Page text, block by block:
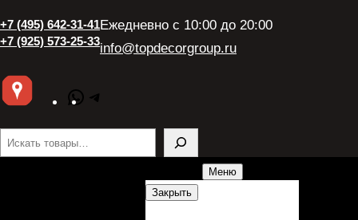
+7 (495) 642-31-41
+7 (925) 573-25-33
Ежедневно с 10:00 до 20:00
info@topdecorgroup.ru
WhatsApp
Поиск
Меню
Закрыть